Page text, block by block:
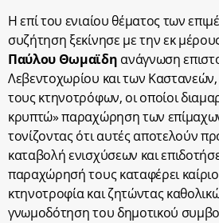
Η επί του ενιαίου θέματος των
συζήτηση ξεκίνησε με την εκ
Παύλου Θωμαϊδη ανάγνωση
Λεβεντοχωρίου και των
τους κτηνοτρόφων, οι οποίοι
κρυπτώ» παραχώρηση των
τονίζοντας ότι αυτές αποτελούν
καταβολή ενισχύσεων και
παραχώρησή τους καταφέρει
κτηνοτροφία και ζητώντας
γνωμοδότηση του δημοτικού